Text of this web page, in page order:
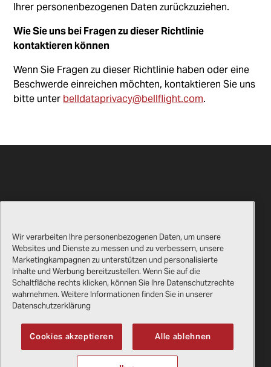
Ihrer personenbezogenen Daten zurückzuziehen.
Wie Sie uns bei Fragen zu dieser Richtlinie
kontaktieren können
Wenn Sie Fragen zu dieser Richtlinie haben oder eine
Beschwerde einreichen möchten, kontaktieren Sie uns
bitte unter belldataprivacy@bellflight.com.
Kontakt
Bell-Geschenkshop
Lieferanten
Zertifikate
Rechtliches
Bell Textron Inc.
Wir verarbeiten Ihre personenbezogenen Daten, um unsere
Websites und Dienste zu messen und zu verbessern, unsere
Marketingkampagnen zu unterstützen und personalisierte
Inhalte und Werbung bereitzustellen. Wenn Sie auf die
Schaltfläche rechts klicken, können Sie Ihre Datenschutzrechte
wahrnehmen. Weitere Informationen finden Sie in unserer
Datenschutzerklärung
Cookies akzeptieren Alle ablehnen